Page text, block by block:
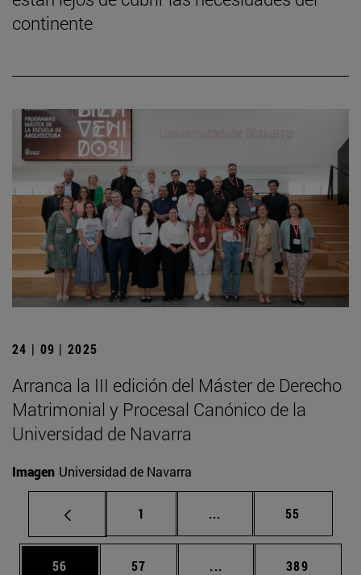
continente
24 | 09 | 2025
Arranca la III edición del Máster de Derecho
Matrimonial y Procesal Canónico de la
Universidad de Navarra
Imagen Universidad de Navarra
Página
1 ... Páginas intermedias
Página
55
Página
56 Página
57 ... Páginas intermedias
Página
389